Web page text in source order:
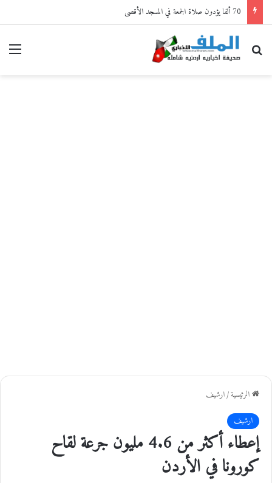
70 ألفا يؤدون صلاة الجمعة في المسجد الأقصى
بحث عن
الرئيسية/ارشيف
ارشيف
إعطاء أكثر من 4.6 مليون جرعة لقاح
كورونا في الأردن